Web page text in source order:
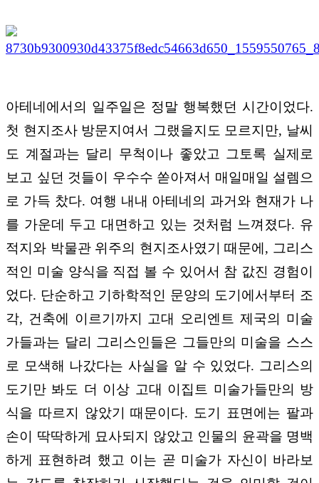
아테네에서의 일주일은 정말 행복했던 시간이었다.
첫 현지조사 방문지여서 그랬을지도 모르지만, 날씨
도 계절과는 달리 무척이나 좋았고 그토록 실제로
보고 싶던 것들이 우수수 쏟아져서 매일매일 설렘으
로 가득 찼다. 여행 내내 아테네의 과거와 현재가 나
를 가운데 두고 대면하고 있는 것처럼 느껴졌다. 유
적지와 박물관 위주의 현지조사였기 때문에, 그리스
적인 미술 양식을 직접 볼 수 있어서 참 값진 경험이
었다. 단순하고 기하학적인 문양의 도기에서부터 조
각, 건축에 이르기까지 고대 오리엔트 제국의 미술
가들과는 달리 그리스인들은 그들만의 미술을 스스
로 모색해 나갔다는 사실을 알 수 있었다. 그리스의
도기만 봐도 더 이상 고대 이집트 미술가들만의 방
식을 따르지 않았기 때문이다. 도기 표면에는 팔과
손이 딱딱하게 묘사되지 않았고 인물의 윤곽을 명백
하게 표현하려 했고 이는 곧 미술가 자신이 바라보